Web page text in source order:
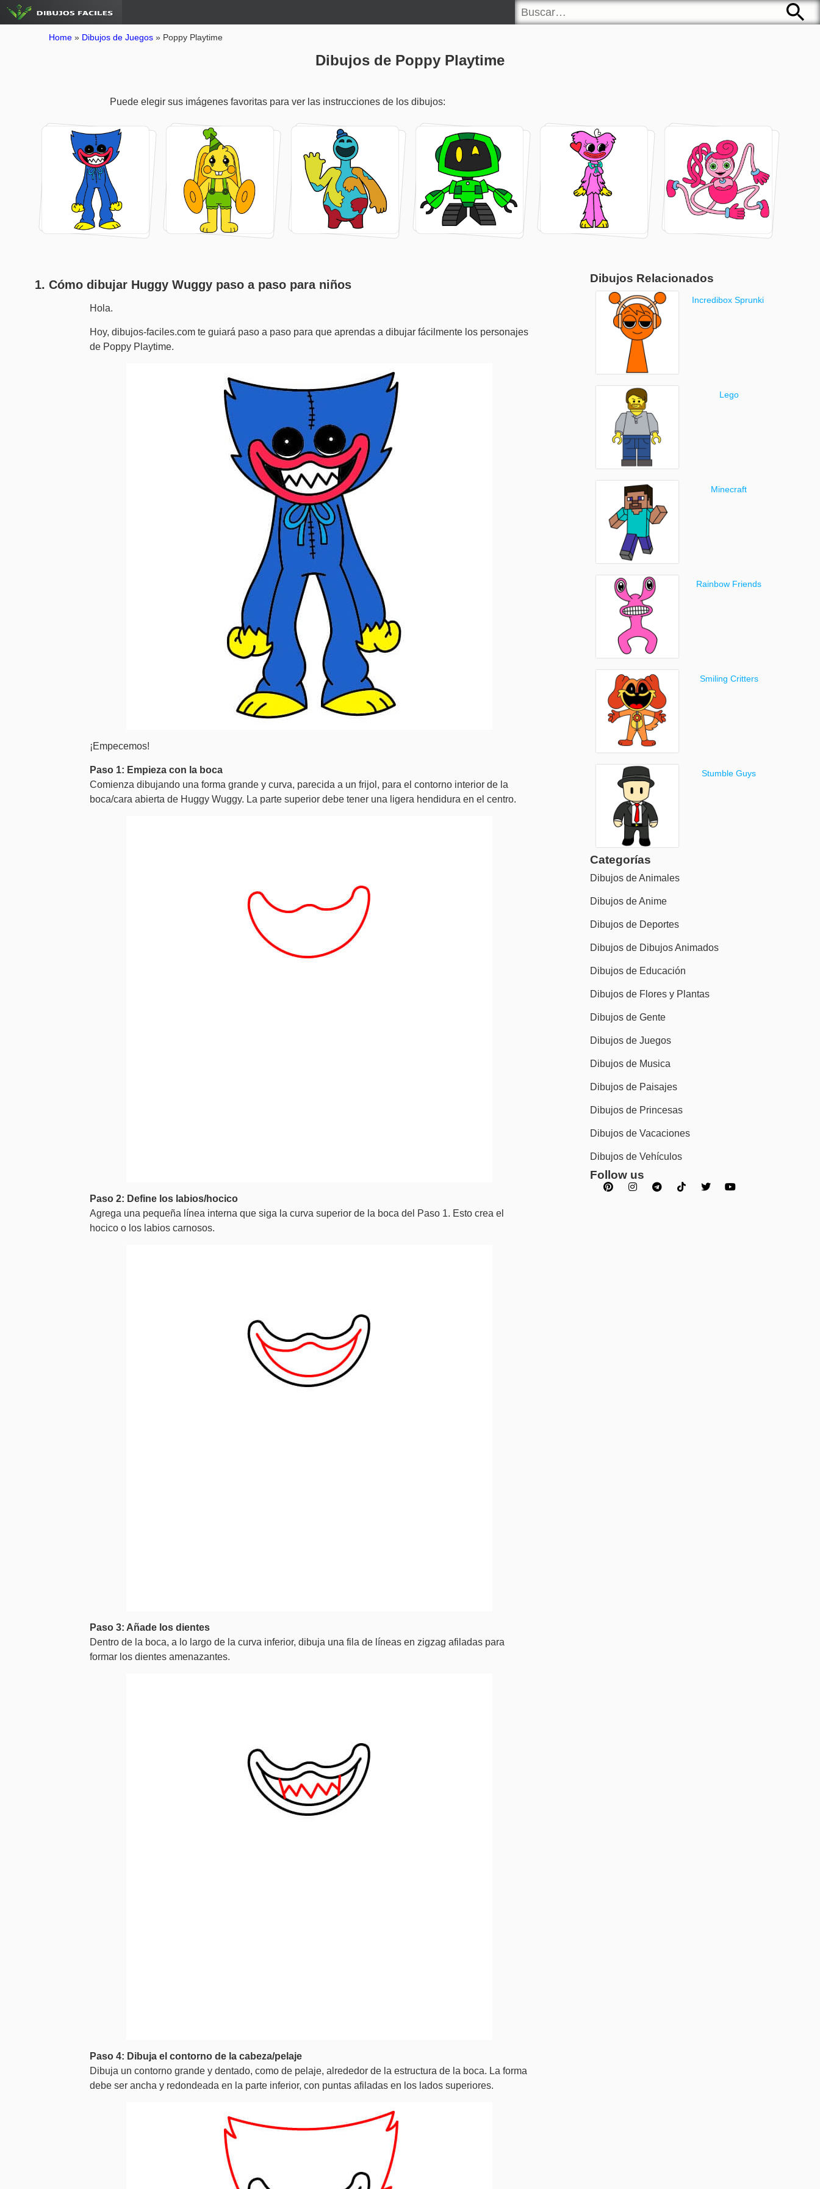
Home » Dibujos de Juegos » Poppy Playtime
Dibujos de Poppy Playtime
Puede elegir sus imágenes favoritas para ver las instrucciones de los dibujos:
1. Cómo dibujar Huggy Wuggy paso a paso para niños
Hola.
Hoy, dibujos-faciles.com te guiará paso a paso para que aprendas a dibujar fácilmente los personajes
de Poppy Playtime.
¡Empecemos!
Paso 1: Empieza con la boca
Comienza dibujando una forma grande y curva, parecida a un frijol, para el contorno interior de la
boca/cara abierta de Huggy Wuggy. La parte superior debe tener una ligera hendidura en el centro.
Paso 2: Define los labios/hocico
Agrega una pequeña línea interna que siga la curva superior de la boca del Paso 1. Esto crea el
hocico o los labios carnosos.
Paso 3: Añade los dientes
Dentro de la boca, a lo largo de la curva inferior, dibuja una fila de líneas en zigzag afiladas para
formar los dientes amenazantes.
Paso 4: Dibuja el contorno de la cabeza/pelaje
Dibuja un contorno grande y dentado, como de pelaje, alrededor de la estructura de la boca. La forma
debe ser ancha y redondeada en la parte inferior, con puntas afiladas en los lados superiores.
Dibujos Relacionados
Incredibox Sprunki
Lego
Minecraft
Rainbow Friends
Smiling Critters
Stumble Guys
Categorías
Dibujos de Animales
Dibujos de Anime
Dibujos de Deportes
Dibujos de Dibujos Animados
Dibujos de Educación
Dibujos de Flores y Plantas
Dibujos de Gente
Dibujos de Juegos
Dibujos de Musica
Dibujos de Paisajes
Dibujos de Princesas
Dibujos de Vacaciones
Dibujos de Vehículos
Follow us